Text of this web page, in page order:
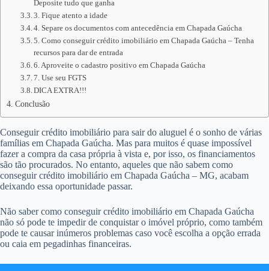
Deposite tudo que ganha
3. Fique atento a idade
4. Separe os documentos com antecedência em Chapada Gaúcha
5. Como conseguir crédito imobiliário em Chapada Gaúcha – Tenha
recursos para dar de entrada
6. Aproveite o cadastro positivo em Chapada Gaúcha
7. Use seu FGTS
DICA EXTRA!!!
Conclusão
Conseguir crédito imobiliário para sair do aluguel é o sonho de várias
famílias em Chapada Gaúcha. Mas para muitos é quase impossível
fazer a compra da casa própria à vista e, por isso, os financiamentos
são tão procurados. No entanto, aqueles que não sabem como
conseguir crédito imobiliário em Chapada Gaúcha – MG, acabam
deixando essa oportunidade passar.
Não saber como conseguir crédito imobiliário em Chapada Gaúcha
não só pode te impedir de conquistar o imóvel próprio, como também
pode te causar inúmeros problemas caso você escolha a opção errada
ou caia em pegadinhas financeiras.